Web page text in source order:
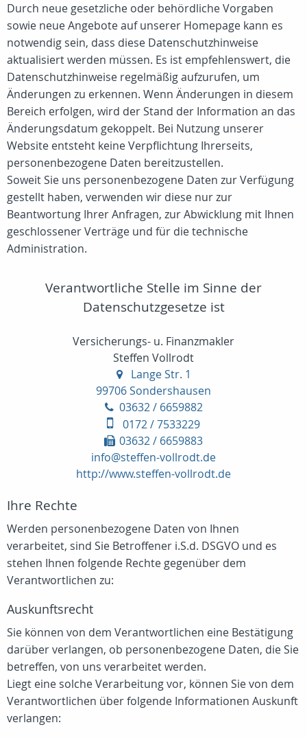
Durch neue gesetzliche oder behördliche Vorgaben
sowie neue Angebote auf unserer Homepage kann es
notwendig sein, dass diese Datenschutzhinweise
aktualisiert werden müssen. Es ist empfehlenswert, die
Datenschutzhinweise regelmäßig aufzurufen, um
Änderungen zu erkennen. Wenn Änderungen in diesem
Bereich erfolgen, wird der Stand der Information an das
Änderungsdatum gekoppelt. Bei Nutzung unserer
Website entsteht keine Verpflichtung Ihrerseits,
personenbezogene Daten bereitzustellen.
Soweit Sie uns personenbezogene Daten zur Verfügung
gestellt haben, verwenden wir diese nur zur
Beantwortung Ihrer Anfragen, zur Abwicklung mit Ihnen
geschlossener Verträge und für die technische
Administration.
Verantwortliche Stelle im Sinne der
Datenschutzgesetze ist
Versicherungs- u. Finanzmakler
Steffen Vollrodt
Lange Str. 1
99706 Sondershausen
03632 / 6659882
0172 / 7533229
03632 / 6659883
info@steffen-vollrodt.de
http://www.steffen-vollrodt.de
Ihre Rechte
Werden personenbezogene Daten von Ihnen
verarbeitet, sind Sie Betroffener i.S.d. DSGVO und es
stehen Ihnen folgende Rechte gegenüber dem
Verantwortlichen zu:
Auskunftsrecht
Sie können von dem Verantwortlichen eine Bestätigung
darüber verlangen, ob personenbezogene Daten, die Sie
betreffen, von uns verarbeitet werden.
Liegt eine solche Verarbeitung vor, können Sie von dem
Verantwortlichen über folgende Informationen Auskunft
verlangen: